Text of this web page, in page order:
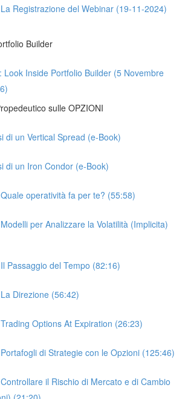
Registrazione del Webinar (19-11-2024)
Builder
Look Inside Portfolio Builder (5 Novembre
sulle OPZIONI
di un Vertical Spread (e-Book)
di un Iron Condor (e-Book)
operatività fa per te? (55:58)
per Analizzare la Volatilità (Implicita)
Passaggio del Tempo (82:16)
Direzione (56:42)
Options At Expiration (26:23)
di Strategie con le Opzioni (125:46)
il Rischio di Mercato e di Cambio